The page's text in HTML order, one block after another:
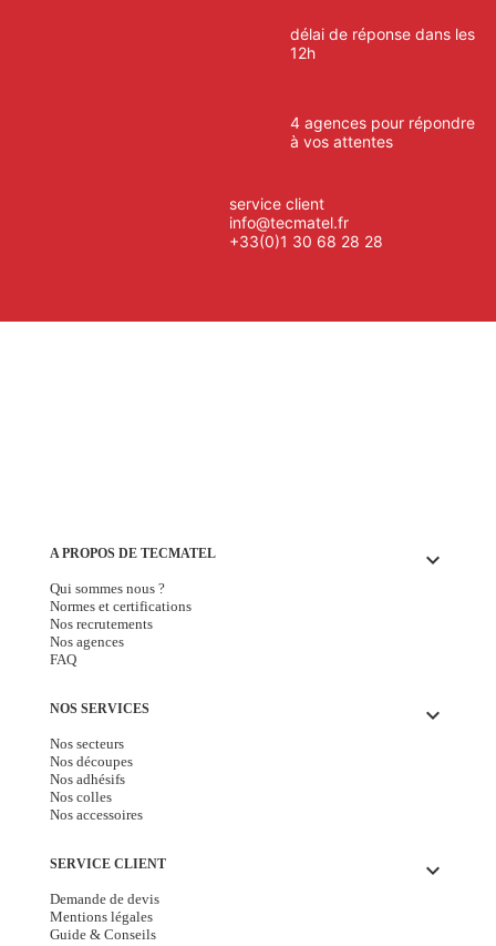
délai de réponse dans les
12h
4 agences pour répondre
à vos attentes
service client
info@tecmatel.fr
+33(0)1 30 68 28 28
A PROPOS DE TECMATEL keyboard_arrow_down
Qui sommes nous ?
Normes et certifications
Nos recrutements
Nos agences
FAQ
NOS SERVICES keyboard_arrow_down
Nos secteurs
Nos découpes
Nos adhésifs
Nos colles
Nos accessoires
SERVICE CLIENT keyboard_arrow_down
Demande de devis
Mentions légales
Guide & Conseils